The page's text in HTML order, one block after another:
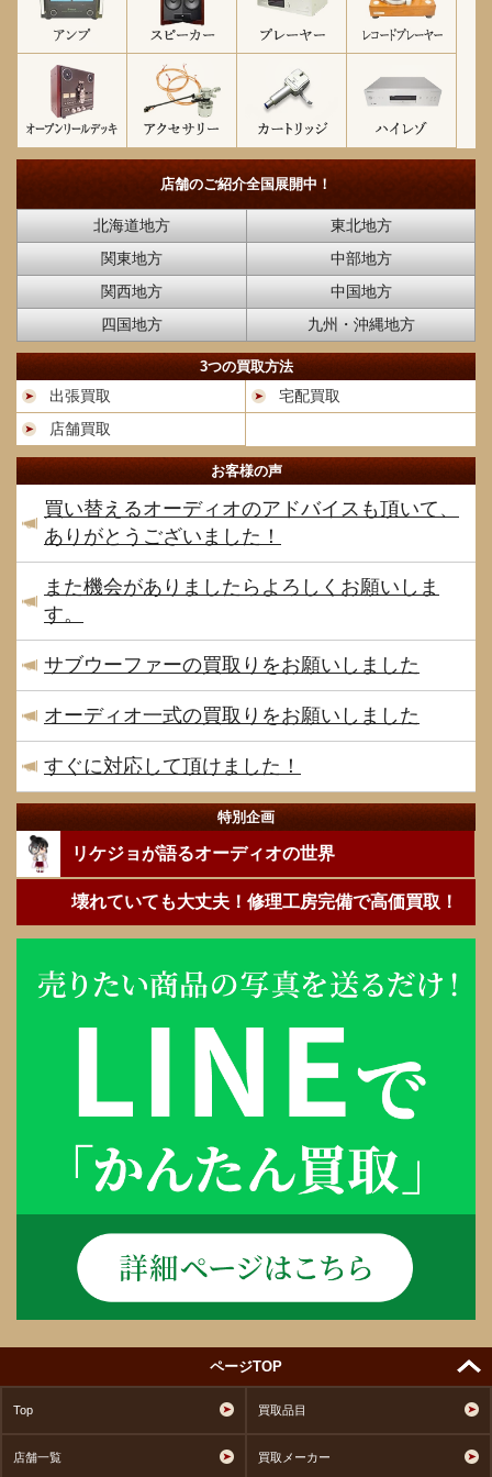
店舗のご紹介全国展開中！
北海道地方
東北地方
関東地方
中部地方
関西地方
中国地方
四国地方
九州・沖縄地方
3つの買取方法
出張買取
宅配買取
店舗買取
お客様の声
買い替えるオーディオのアドバイスも頂いて、
ありがとうございました！
また機会がありましたらよろしくお願いしま
す。
サブウーファーの買取りをお願いしました
オーディオ一式の買取りをお願いしました
すぐに対応して頂けました！
特別企画
リケジョが語るオーディオの世界
壊れていても大丈夫！修理工房完備で高価買取！
ページTOP
Top 買取品目
店舗一覧 買取メーカー